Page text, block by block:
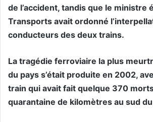
de l’accident, tandis que le ministre
Transports avait ordonné
conducteurs des deux trains.
La tragédie ferroviaire la plus
du pays s’était produite en 2002,
train qui avait fait quelque 370
quarantaine de kilomètres au sud